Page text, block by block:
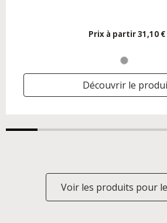
Prix ​​à partir31,10 €
Découvrir le
Voir les produits pour